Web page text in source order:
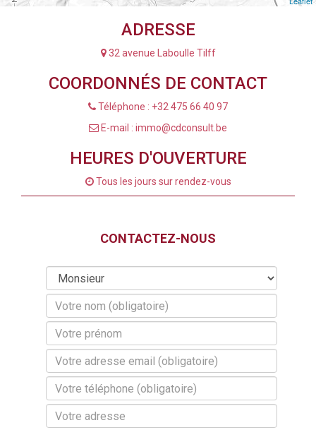
ADRESSE
32 avenue Laboulle Tilff
COORDONNÉS DE CONTACT
Téléphone : +32 475 66 40 97
E-mail : immo@cdconsult.be
HEURES D'OUVERTURE
Tous les jours sur rendez-vous
CONTACTEZ-NOUS